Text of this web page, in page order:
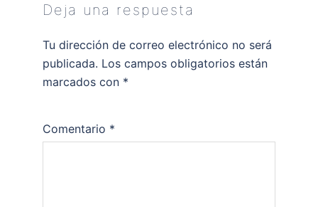
Deja una respuesta
Tu dirección de correo electrónico no será
publicada. Los campos obligatorios están
marcados con *
Comentario *